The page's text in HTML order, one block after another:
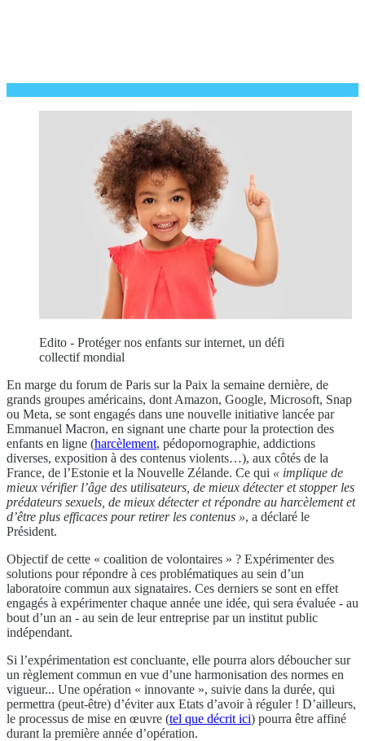
Edito - Protéger nos enfants sur internet, un défi
collectif mondial
En marge du forum de Paris sur la Paix la semaine dernière, de
grands groupes américains, dont Amazon, Google, Microsoft, Snap
ou Meta, se sont engagés dans une nouvelle initiative lancée par
Emmanuel Macron, en signant une charte pour la protection des
enfants en ligne (harcèlement, pédopornographie, addictions
diverses, exposition à des contenus violents…), aux côtés de la
France, de l’Estonie et la Nouvelle Zélande. Ce qui « implique de
mieux vérifier l’âge des utilisateurs, de mieux détecter et stopper les
prédateurs sexuels, de mieux détecter et répondre au harcèlement et
d’être plus efficaces pour retirer les contenus », a déclaré le
Président.
Objectif de cette « coalition de volontaires » ? Expérimenter des
solutions pour répondre à ces problématiques au sein d’un
laboratoire commun aux signataires. Ces derniers se sont en effet
engagés à expérimenter chaque année une idée, qui sera évaluée - au
bout d’un an - au sein de leur entreprise par un institut public
indépendant.
Si l’expérimentation est concluante, elle pourra alors déboucher sur
un règlement commun en vue d’une harmonisation des normes en
vigueur... Une opération « innovante », suivie dans la durée, qui
permettra (peut-être) d’éviter aux Etats d’avoir à réguler ! D’ailleurs,
le processus de mise en œuvre (tel que décrit ici) pourra être affiné
durant la première année d’opération.